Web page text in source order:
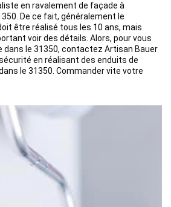
en ravalement de façade à
De ce fait, généralement le
être réalisé tous les 10 ans, mais
voir des détails. Alors, pour vous
dans le 31350, contactez Artisan Bauer
en réalisant des enduits de
le 31350. Commander vite votre